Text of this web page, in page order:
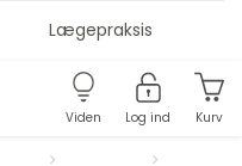
Lægepraksis
Viden Log ind Kurv